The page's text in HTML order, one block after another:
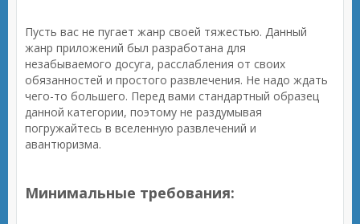
Пусть вас не пугает жанр своей тяжестью. Данный
жанр приложений был разработана для
незабываемого досуга, расслабления от своих
обязанностей и простого развлечения. Не надо ждать
чего-то большего. Перед вами стандартный образец
данной категории, поэтому не раздумывая
погружайтесь в вселенную развлечений и
авантюризма.
Минимальные требования: